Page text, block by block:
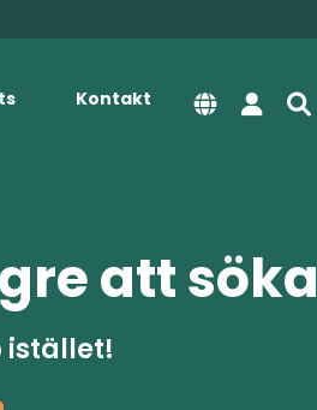
Kontakt
att söka
istället!